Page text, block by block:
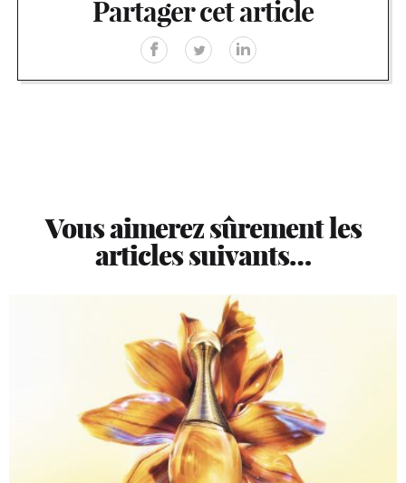
Partager cet article
Vous aimerez sûrement les
articles suivants…